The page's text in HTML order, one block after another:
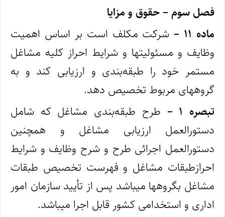
فصل سوم – حقوق و مزایا ‌
ماده ۱۱ –
شرکت مکلف است بر اساس اهمیت
وظایف و مسئولیتها و شرایط احراز کلیه مشاغل
مستمر خود را طبقه‌بندی و ارزیابی کند و به
‌گروههای مربوط تخصیص دهد.
تبصره ۱ –
طرح طبقه‌بندی مشاغل که شامل
دستورالعمل ارزیابی مشاغل و همچنین
دستورالعمل اجرائی طرح و شرح وظایف و شرایط
احراز‌طبقات مشاغل و فهرست تخصیص طبقات
مشاغل بگروهها میباشد پس از تأیید سازمان امور
اداری و استخدامی کشور قابل اجرا میباشد.